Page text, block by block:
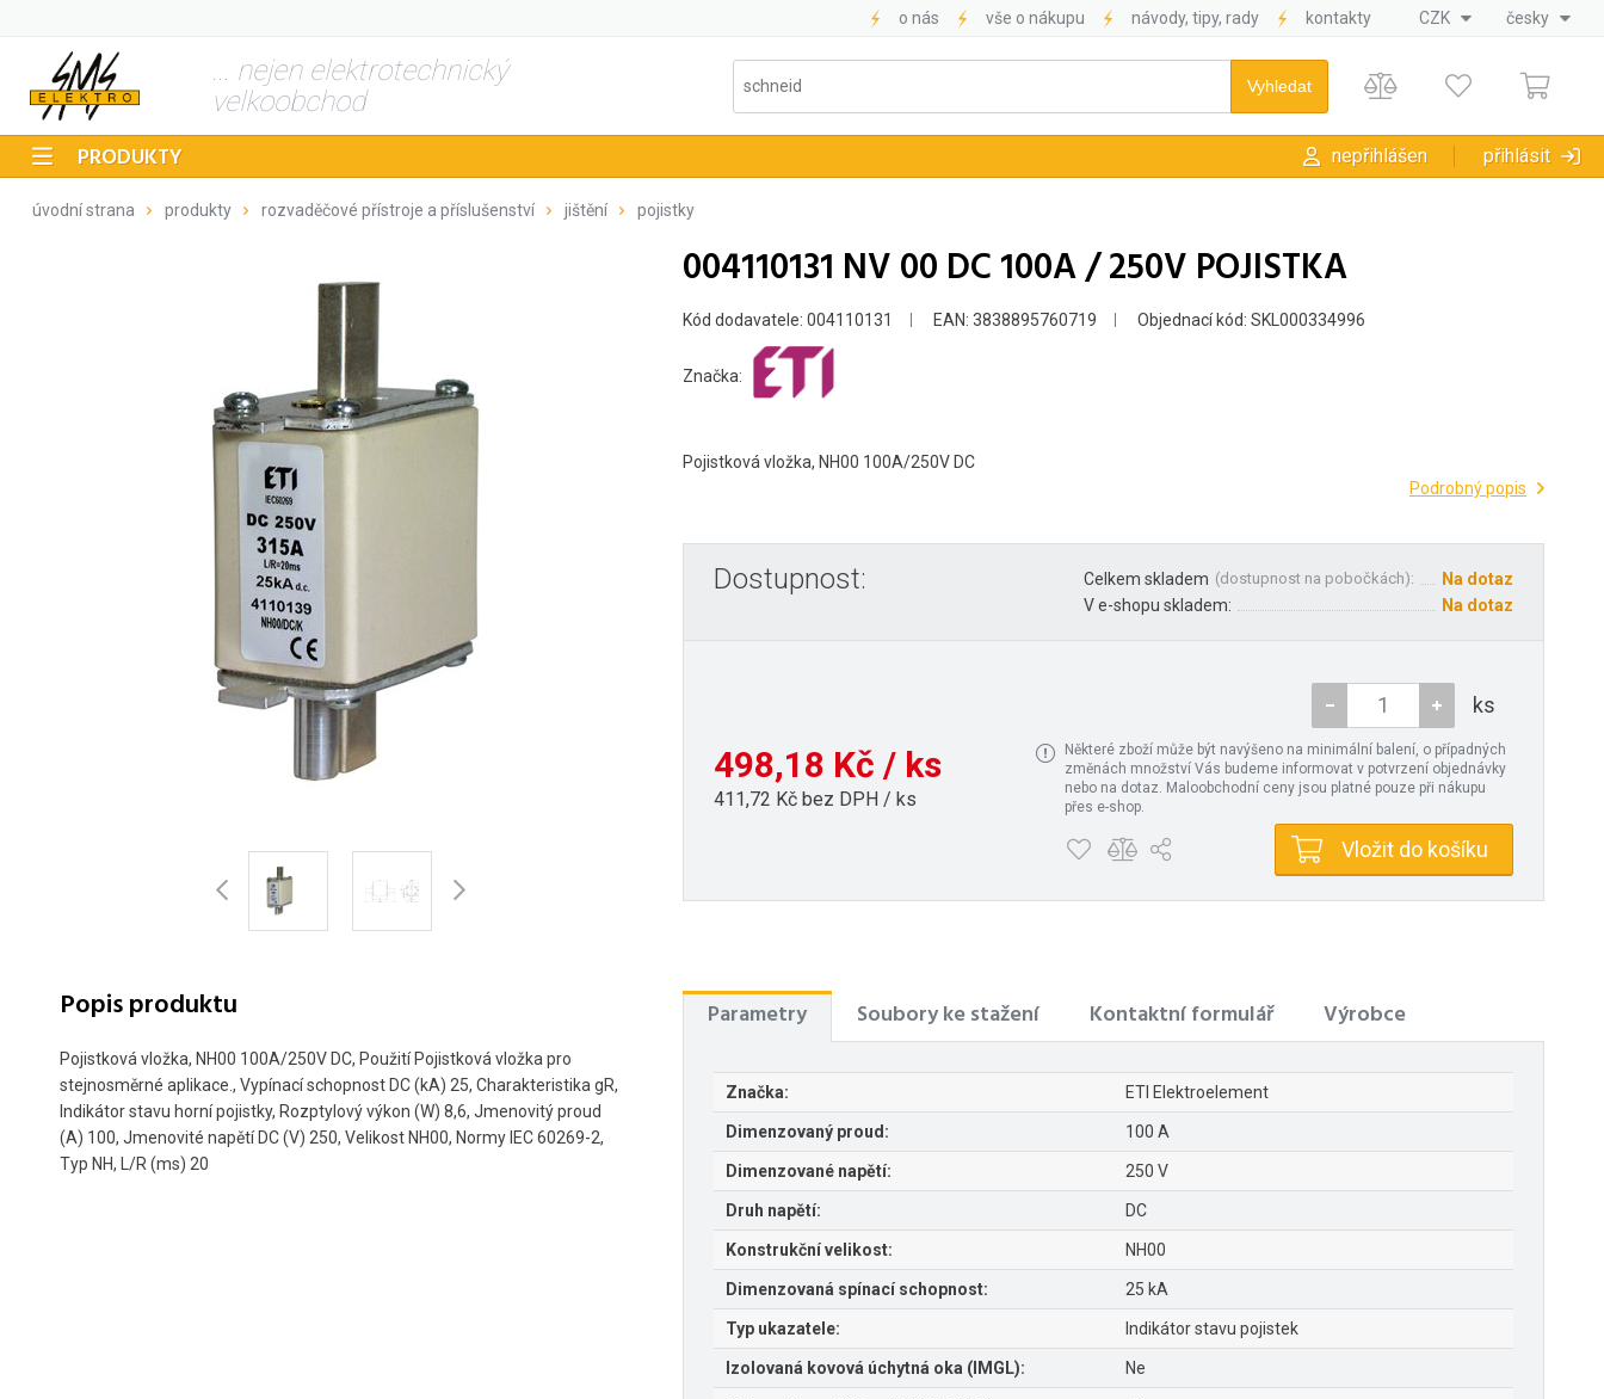
o nás vše o nákupu návody, tipy, rady kontakty CZK česky
... nejen elektrotechnický
velkoobchod
PRODUKTY nepřihlášen přihlásit
úvodní strana produkty rozvaděčové přístroje a příslušenství jištění pojistky
Popis produktu
Pojistková vložka, NH00 100A/250V DC, Použití Pojistková vložka pro
stejnosměrné aplikace., Vypínací schopnost DC (kA) 25, Charakteristika gR,
Indikátor stavu horní pojistky, Rozptylový výkon (W) 8,6, Jmenovitý proud
(A) 100, Jmenovité napětí DC (V) 250, Velikost NH00, Normy IEC 60269-2,
Typ NH, L/R (ms) 20
004110131 NV 00 DC 100A / 250V POJISTKA
Kód dodavatele: 004110131 EAN: 3838895760719 Objednací kód: SKL000334996
Značka:
Pojistková vložka, NH00 100A/250V DC
Podrobný popis
Dostupnost: Celkem skladem (dostupnost na pobočkách):
Na dotaz
V e-shopu skladem:
Na dotaz
498,18 Kč / ks
411,72 Kč bez DPH / ks
ks
Některé zboží může být navýšeno na minimální balení, o případných
změnách množství Vás budeme informovat v potvrzení objednávky
nebo na dotaz. Maloobchodní ceny jsou platné pouze při nákupu
přes e-shop.
Vložit do košíku
Parametry Soubory ke stažení Kontaktní formulář Výrobce
Značka: ETI Elektroelement
Dimenzovaný proud: 100 A
Dimenzované napětí: 250 V
Druh napětí: DC
Konstrukční velikost: NH00
Dimenzovaná spínací schopnost: 25 kA
Typ ukazatele: Indikátor stavu pojistek
Izolovaná kovová úchytná oka (IMGL): Ne